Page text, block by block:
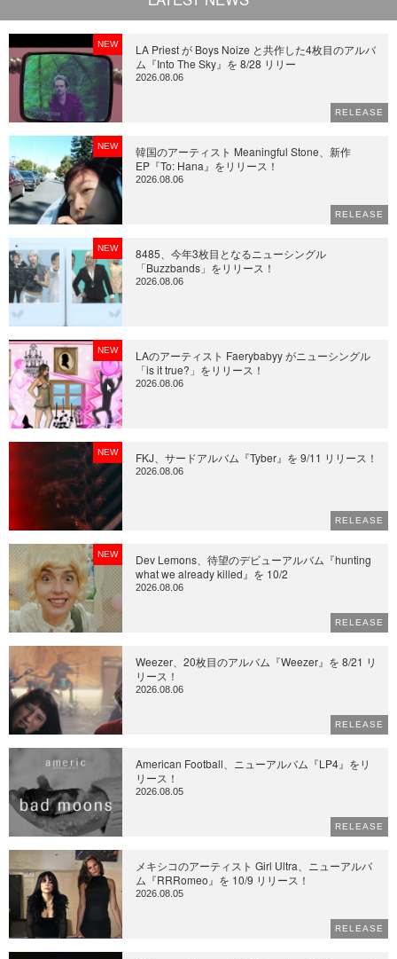
NEW
LA Priest が Boys Noize と共作した4枚目のアルバ
ム『Into The Sky』を 8/28 リリー
2026.08.06
RELEASE
NEW
韓国のアーティスト Meaningful Stone、新作
EP『To: Hana』をリリース！
2026.08.06
RELEASE
NEW
8485、今年3枚目となるニューシングル
「Buzzbands」をリリース！
2026.08.06
NEW
LAのアーティスト Faerybabyy がニューシングル
「is it true?」をリリース！
2026.08.06
NEW FKJ、サードアルバム『Tyber』を 9/11 リリース！
2026.08.06
RELEASE
NEW
Dev Lemons、待望のデビューアルバム『hunting
what we already killed』を 10/2
2026.08.06
RELEASE
Weezer、20枚目のアルバム『Weezer』を 8/21 リ
リース！
2026.08.06
RELEASE
American Football、ニューアルバム『LP4』をリ
リース！
2026.08.05
RELEASE
メキシコのアーティスト Girl Ultra、ニューアルバ
ム『RRRomeo』を 10/9 リリース！
2026.08.05
RELEASE